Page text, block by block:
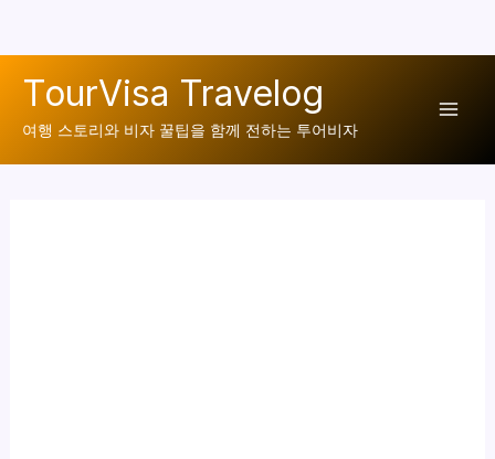
TourVisa Travelog
여행 스토리와 비자 꿀팁을 함께 전하는 투어비자